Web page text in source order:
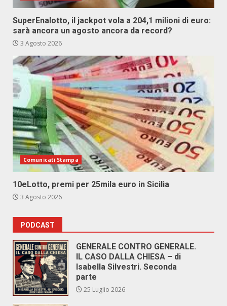
SuperEnalotto, il jackpot vola a 204,1 milioni di euro:
sarà ancora un agosto ancora da record?
3 Agosto 2026
Comunicati Stampa
10eLotto, premi per 25mila euro in Sicilia
3 Agosto 2026
PODCAST
GENERALE CONTRO GENERALE.
IL CASO DALLA CHIESA – di
Isabella Silvestri. Seconda
parte
25 Luglio 2026